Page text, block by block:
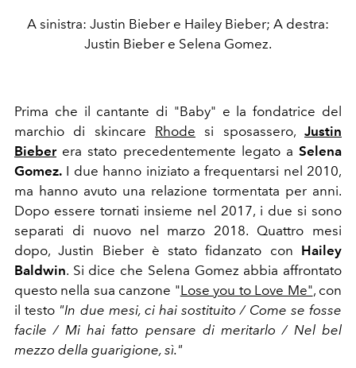
A sinistra: Justin Bieber e Hailey Bieber; A destra:
Justin Bieber e Selena Gomez.
Prima che il cantante di "Baby" e la fondatrice del
marchio di skincare Rhode si sposassero, Justin
Bieberera stato precedentemente legato a Selena
Gomez. I due hanno iniziato a frequentarsi nel 2010,
ma hanno avuto una relazione tormentata per anni.
Dopo essere tornati insieme nel 2017, i due si sono
separati di nuovo nel marzo 2018. Quattro mesi
dopo, Justin Bieber è stato fidanzato con Hailey
Baldwin. Si dice che Selena Gomez abbia affrontato
questo nella sua canzone "Lose you to Love Me",con
il testo "In due mesi, ci hai sostituito / Come se fosse
facile / Mi hai fatto pensare di meritarlo / Nel bel
mezzo della guarigione, sì."